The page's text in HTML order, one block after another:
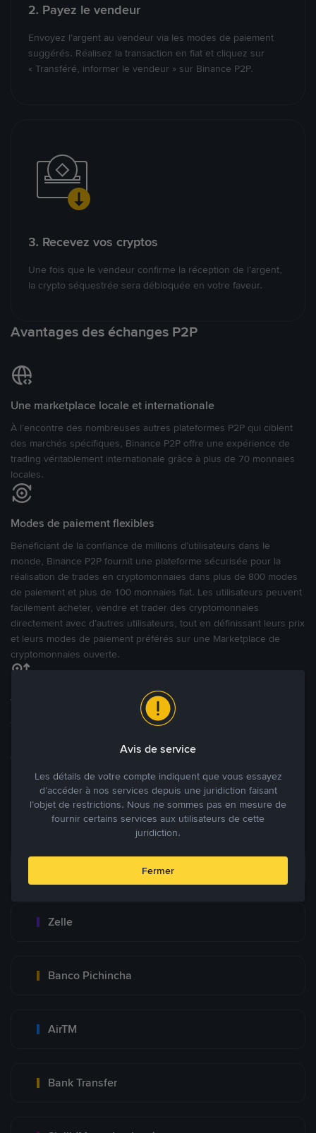
2. Payez le vendeur
Envoyez l’argent au vendeur via les modes de paiement
suggérés. Réalisez la transaction en fiat et cliquez sur
« Transféré, informer le vendeur » sur Binance P2P.
3. Recevez vos cryptos
Une fois que le vendeur confirme la réception de l’argent,
la crypto séquestrée sera débloquée en votre faveur.
Avantages des échanges P2P
Une marketplace locale et internationale
À l’encontre des nombreuses autres plateformes P2P qui ciblent
des marchés spécifiques, Binance P2P offre une expérience de
trading véritablement internationale grâce à plus de 70 monnaies
locales.
Modes de paiement flexibles
Bénéficiant de la confiance de millions d’utilisateurs dans le
monde, Binance P2P fournit une plateforme sécurisée pour la
réalisation de trades en cryptomonnaies dans plus de 800 modes
de paiement et plus de 100 monnaies fiat. Les utilisateurs peuvent
facilement acheter, vendre et trader des cryptomonnaies
directement avec d’autres utilisateurs, tout en définissant leurs prix
et leurs modes de paiement préférés sur une Marketplace de
cryptomonnaies ouverte.
Tradez à des prix avantageux pour vous
Tradez des cryptos en étant libres d’acheter et de vendre à votre
des annonces commerciales pour fixer vos propres prix.
Blog P2P Voir plus
Principaux modes de paiement
Zelle
Banco Pichincha
AirTM
Bank Transfer
Avis de service
Les détails de votre compte indiquent que vous essayez
d’accéder à nos services depuis une juridiction faisant
l’objet de restrictions. Nous ne sommes pas en mesure de
fournir certains services aux utilisateurs de cette
juridiction.
Fermer